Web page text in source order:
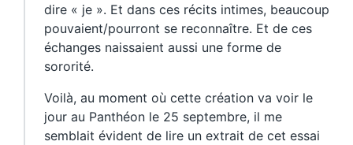
dire « je ». Et dans ces récits intimes, beaucoup
pouvaient/pourront se reconnaître. Et de ces
échanges naissaient aussi une forme de
sororité.
Voilà, au moment où cette création va voir le
jour au Panthéon le 25 septembre, il me
semblait évident de lire un extrait de cet essai